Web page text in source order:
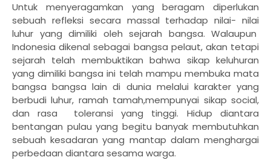
Untuk menyeragamkan yang beragam diperlukan
sebuah refleksi secara massal terhadap nilai- nilai
luhur yang dimiliki oleh sejarah bangsa. Walaupun
Indonesia dikenal sebagai bangsa pelaut, akan tetapi
sejarah telah membuktikan bahwa sikap keluhuran
yang dimiliki bangsa ini telah mampu membuka mata
bangsa bangsa lain di dunia melalui karakter yang
berbudi luhur, ramah tamah,mempunyai sikap social,
dan rasa
toleransi yang tinggi. Hidup diantara
bentangan pulau yang begitu banyak membutuhkan
sebuah kesadaran yang mantap dalam menghargai
perbedaan diantara sesama warga.